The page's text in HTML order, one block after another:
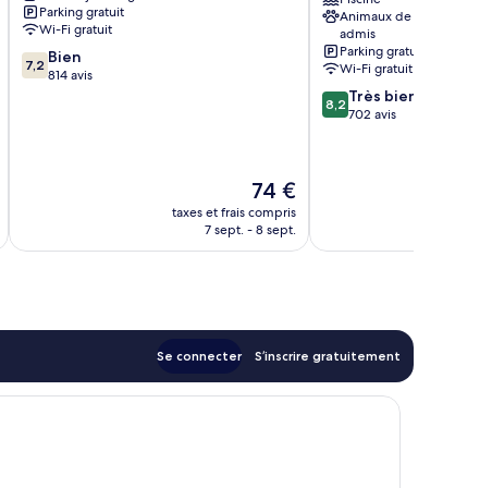
Ledgewood
Parking gratuit
Wi-Fi gratuit
7.2
sur
7,2 Bien
814 avis
Le
nouveau
prix
74 €
taxes et frais compris
7 sept. - 8 sept.
Rockaway
Area
by
IHG
Budd
Lake
Animaux de compagnie
admis
Parking gratuit
Wi-Fi gratuit
8.2
sur
8,2 Très bien
702 avis
Se connecter S’inscrire gratuitement